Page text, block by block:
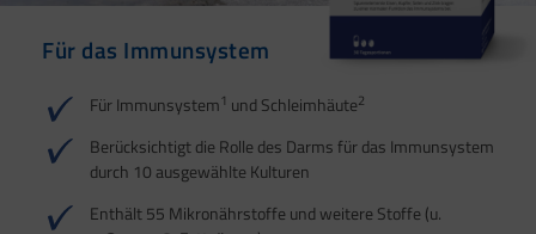
Für das Immunsystem
Für Immunsystem1 und Schleimhäute2
Berücksichtigt die Rolle des Darms für das Immunsystem
durch 10 ausgewählte Kulturen
Enthält 55 Mikronährstoffe und weitere Stoffe (u.
Immunsystem |
Für die Darmgesundheit
1 2
6 Kulturen bei